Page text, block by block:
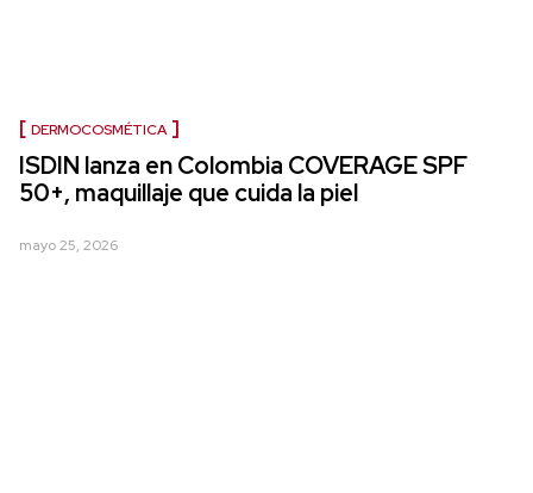
DERMOCOSMÉTICA
ISDIN lanza en Colombia COVERAGE SPF
50+, maquillaje que cuida la piel
mayo 25, 2026